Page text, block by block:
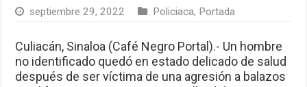
septiembre 29, 2022 Policiaca, Portada
Culiacán, Sinaloa (Café Negro Portal).- Un hombre
no identificado quedó en estado delicado de salud
después de ser víctima de una agresión a balazos